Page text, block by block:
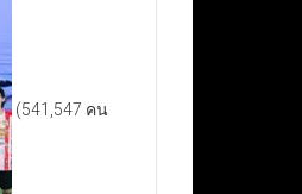
(541,547 คน